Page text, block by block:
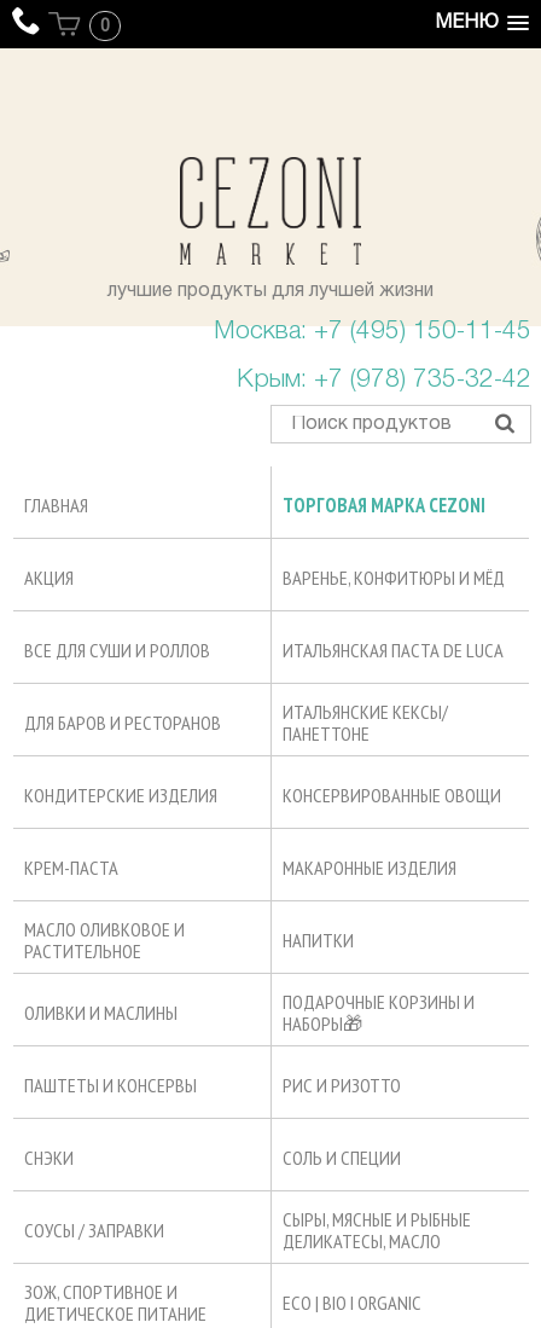
МЕНЮ
0
лучшие продукты для лучшей жизни
Москва: +7 (495) 150-11-45
Крым: +7 (978) 735-32-42
ГЛАВНАЯ ТОРГОВАЯ МАРКА CEZONI
АКЦИЯ ВАРЕНЬЕ, КОНФИТЮРЫ И МЁД
ВСЕ ДЛЯ СУШИ И РОЛЛОВ ИТАЛЬЯНСКАЯ ПАСТА DE LUCA
ДЛЯ БАРОВ И РЕСТОРАНОВ
ИТАЛЬЯНСКИЕ КЕКСЫ/
ПАНЕТТОНЕ
КОНДИТЕРСКИЕ ИЗДЕЛИЯ КОНСЕРВИРОВАННЫЕ ОВОЩИ
КРЕМ-ПАСТА МАКАРОННЫЕ ИЗДЕЛИЯ
МАСЛО ОЛИВКОВОЕ И
РАСТИТЕЛЬНОЕ
НАПИТКИ
ОЛИВКИ И МАСЛИНЫ
ПОДАРОЧНЫЕ КОРЗИНЫ И
НАБОРЫ🎁
ПАШТЕТЫ И КОНСЕРВЫ РИС И РИЗОТТО
СНЭКИ СОЛЬ И СПЕЦИИ
СОУСЫ / ЗАПРАВКИ
СЫРЫ, МЯСНЫЕ И РЫБНЫЕ
ДЕЛИКАТЕСЫ, МАСЛО
ЗОЖ, СПОРТИВНОЕ И
ДИЕТИЧЕСКОЕ ПИТАНИЕ
ECO | BIO I ORGANIC